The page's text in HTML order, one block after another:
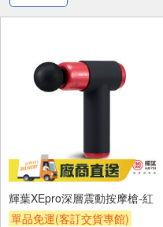
輝葉XEpro深層震動按摩槍-紅
單品免運(客訂交貨專館)